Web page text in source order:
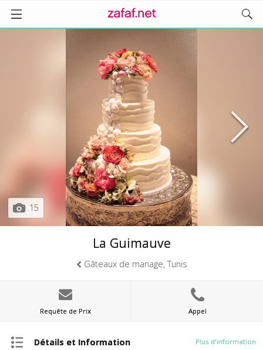
15
La Guimauve
Gâteaux de mariage, Tunis
Requête de Prix Appel
Détails et Information Plus d'information